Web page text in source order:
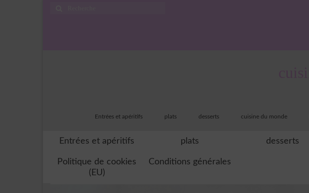
Entrées et apéritifs plats desserts cuisine du monde
Entrées et apéritifs plats desserts
Politique de cookies
(EU)
Conditions générales